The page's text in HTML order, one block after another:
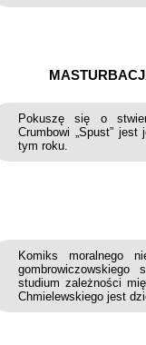
Pokuszę się o
Crumbowi „Spust”
tym roku.
Komiks moralnego
studium zależności
Chmielewskiego jest